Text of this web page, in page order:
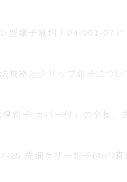
型鑷子無鈎 / 04-001-07ア
規格とクリップ鉗子につい
鉗子 カバー付』の全長、
25 先細ケリー鉗子(45°/直